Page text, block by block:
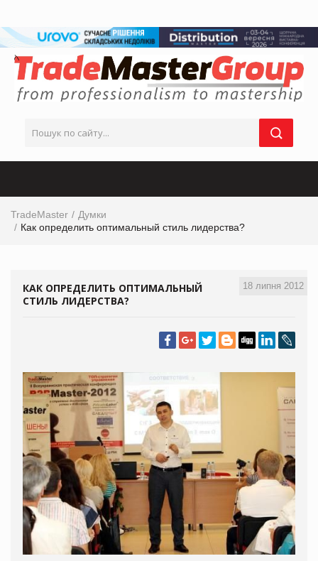
TradeMaster
Думки
Как определить оптимальный стиль лидерства?
18 липня 2012
КАК ОПРЕДЕЛИТЬ ОПТИМАЛЬНЫЙ
СТИЛЬ ЛИДЕРСТВА?